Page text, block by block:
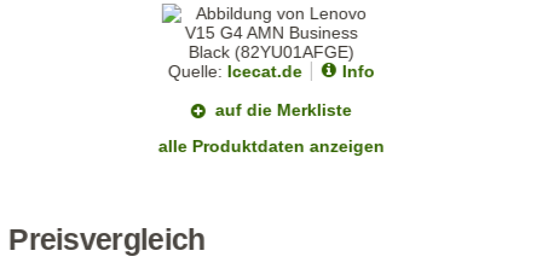
Quelle: Icecat.de
Info
auf die Merkliste
alle Produktdaten anzeigen
Preisvergleich